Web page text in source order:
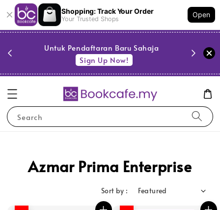
Shopping: Track Your Order
Your Trusted Shops
Open
Untuk Pendaftaran Baru Sahaja
Sign Up Now!
Search
Azmar Prima Enterprise
Sort by :